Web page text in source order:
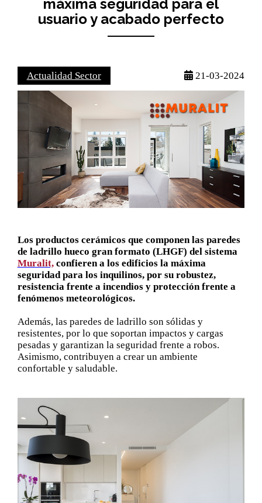
máxima seguridad para el
usuario y acabado perfecto
Actualidad Sector 21-03-2024
Los productos cerámicos que componen las paredes
de ladrillo hueco gran formato (LHGF) del sistema
Muralit,confieren a los edificios la máxima
seguridad para los inquilinos, por su robustez,
resistencia frente a incendios y protección frente a
fenómenos meteorológicos.
Además, las paredes de ladrillo son sólidas y
resistentes, por lo que soportan impactos y cargas
pesadas y garantizan la seguridad frente a robos.
Asimismo, contribuyen a crear un ambiente
confortable y saludable.